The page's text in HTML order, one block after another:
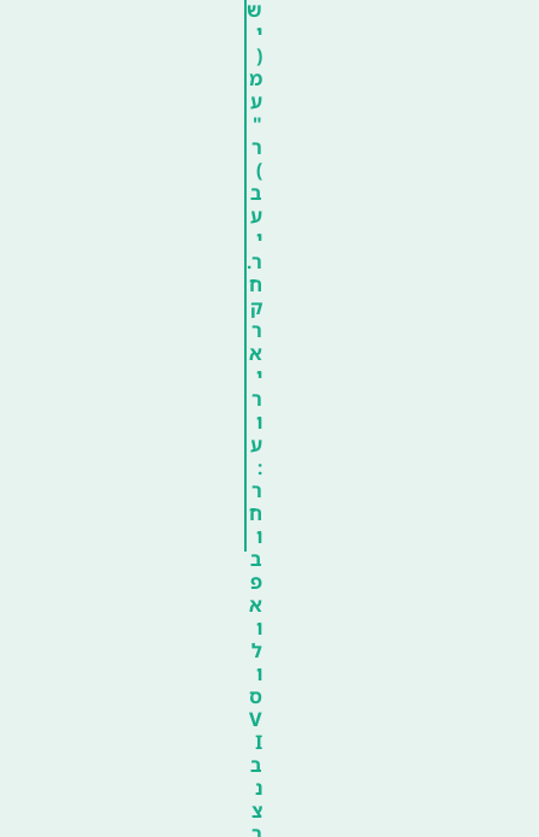
ש
י
(
מ
ע
"
ר
)
ב
ע
י
ר.
ח
ק
ר
א
י
ר
ו
ע
:
ר
ח
ו
ב
פ
א
ו
ל
ו
ס
V
I
ב
נ
צ